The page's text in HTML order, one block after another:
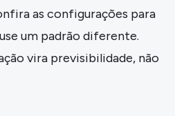
as configurações para
um padrão diferente.
vira previsibilidade, não